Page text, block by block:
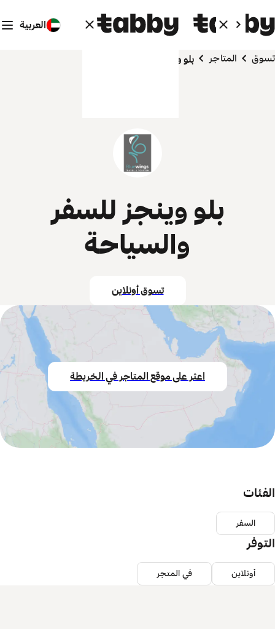
العربية
تسوق المتاجر بلو وينجز للسفر والسياحة
بلو وينجز للسفر
والسياحة
تسوق أونلاين
اعثر على موقع المتاجر في الخريطة
الفئات
السفر
التوفر
أونلاين في المتجر